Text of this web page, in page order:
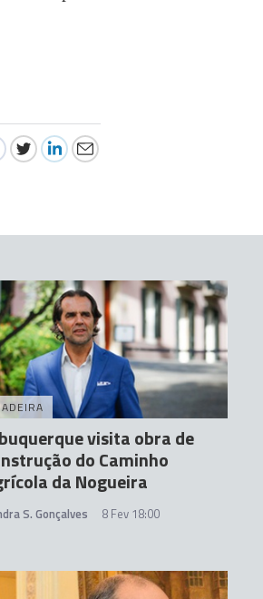
visita obra de
do Caminho
da Nogueira
S. Gonçalves 8 Fev 18:00